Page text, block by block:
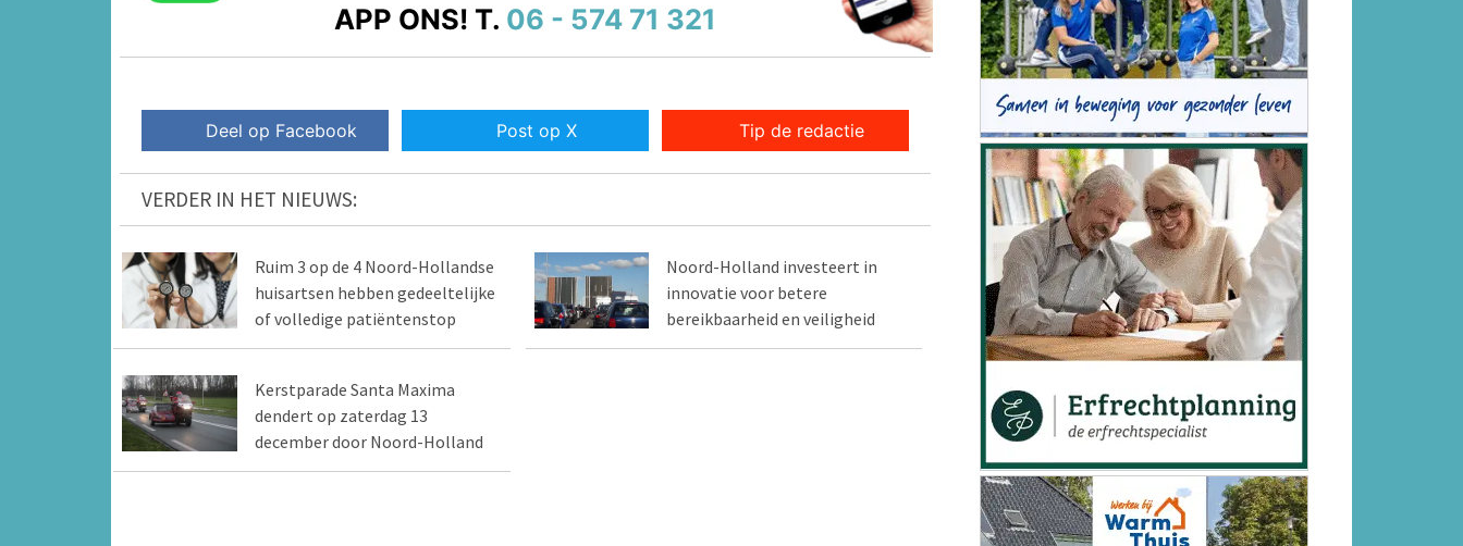
APP ONS! T. 06 - 574 71 321
Deel op Facebook Post op X Tip de redactie
VERDER IN HET NIEUWS:
Ruim 3 op de 4 Noord-Hollandse
huisartsen hebben gedeeltelijke
of volledige patiëntenstop
Noord-Holland investeert in
innovatie voor betere
bereikbaarheid en veiligheid
Kerstparade Santa Maxima
dendert op zaterdag 13
december door Noord-Holland